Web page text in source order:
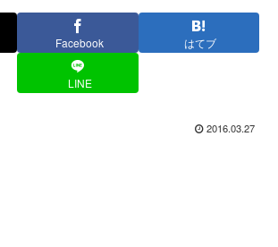
Facebook はてブ
LINE
2016.03.27